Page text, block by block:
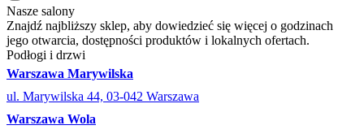
Nasze salony
Znajdź najbliższy sklep, aby dowiedzieć się więcej o godzinach
jego otwarcia, dostępności produktów i lokalnych ofertach.
Podłogi i drzwi
Warszawa Marywilska
ul. Marywilska 44, 03-042 Warszawa
Warszawa Wola